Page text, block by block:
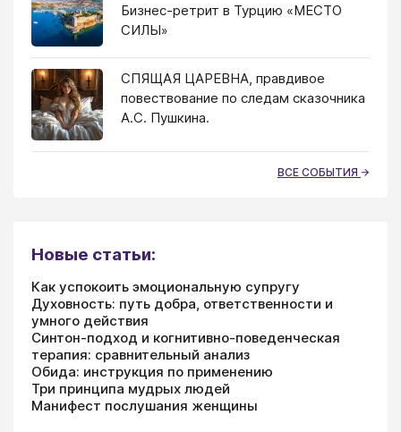
Бизнес-ретрит в Турцию «МЕСТО
СИЛЫ»
СПЯЩАЯ ЦАРЕВНА, правдивое
повествование по следам сказочника
А.С. Пушкина.
ВСЕ СОБЫТИЯ
Новые статьи:
Как успокоить эмоциональную супругу
Духовность: путь добра, ответственности и
умного действия
Синтон-подход и когнитивно-поведенческая
терапия: сравнительный анализ
Обида: инструкция по применению
Три принципа мудрых людей
Манифест послушания женщины